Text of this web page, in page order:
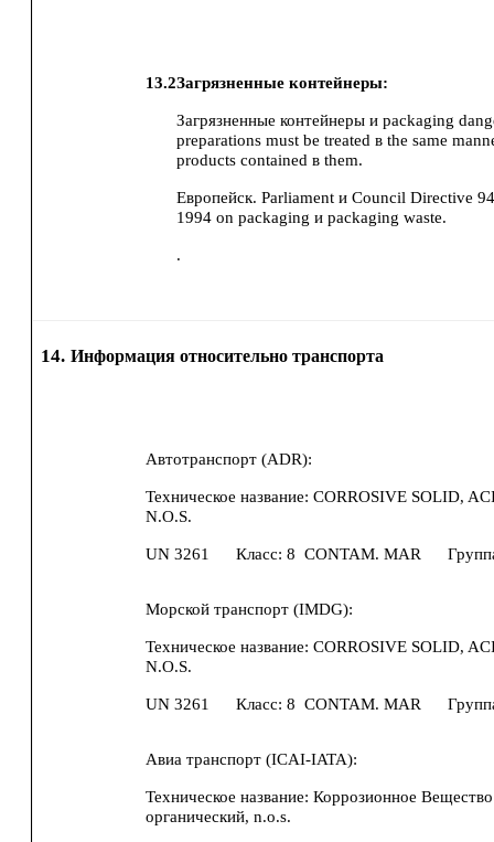
13.2Загрязненные контейнеры:
Загрязненные контейнеры и packaging
preparations must be treated в the same
products contained в them.
Европейск. Parliament и Council Directive
1994 on packaging и packaging waste.
.
14. Информация относительно транспорта
Автотранспорт (ADR):
Техническое название: CORROSIVE SOLID,
N.O.S.
UN 3261 Класс: 8 CONTAM. MAR
Морской транспорт (IMDG):
Техническое название: CORROSIVE SOLID,
N.O.S.
UN 3261 Класс: 8 CONTAM. MAR
Авиа транспорт (ICAI-IATA):
Техническое название: Коррозионное
органический, n.o.s.